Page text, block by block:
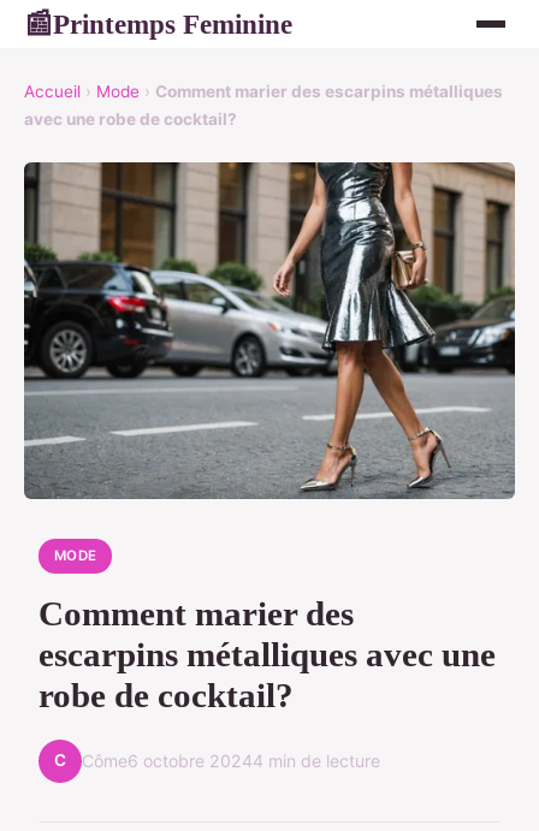
📰Printemps Feminine
Accueil › Mode › Comment marier des escarpins métalliques
avec une robe de cocktail?
MODE
Comment marier des
escarpins métalliques avec une
robe de cocktail?
C Côme6 octobre 20244 min de lecture